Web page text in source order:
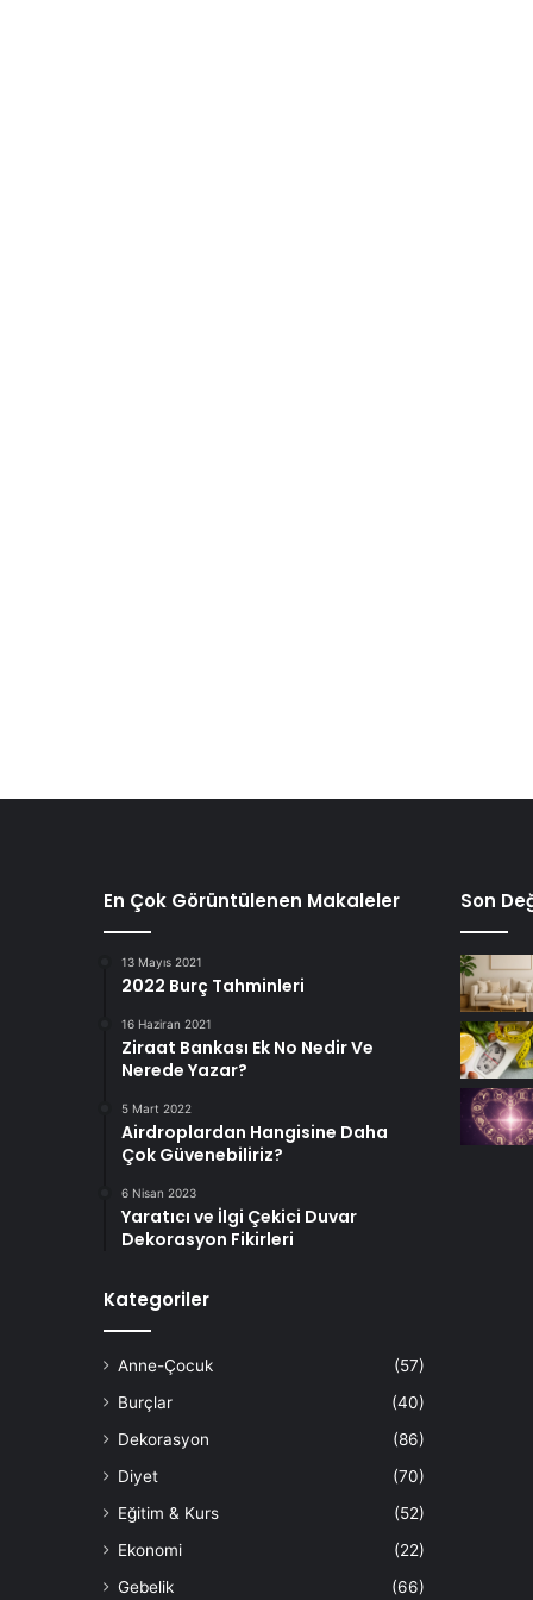
En Çok Görüntülenen Makaleler
13 Mayıs 2021
2022 Burç Tahminleri
16 Haziran 2021
Ziraat Bankası Ek No Nedir Ve
Nerede Yazar?
5 Mart 2022
Airdroplardan Hangisine Daha
Çok Güvenebiliriz?
6 Nisan 2023
Yaratıcı ve İlgi Çekici Duvar
Dekorasyon Fikirleri
Kategoriler
Anne-Çocuk
(57)
Burçlar
(40)
Dekorasyon
(86)
Diyet
(70)
Eğitim & Kurs
(52)
Ekonomi
(22)
Gebelik
(66)
Son